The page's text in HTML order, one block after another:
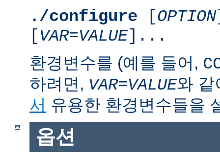
./configure [OPTION
[VAR=VALUE]...
환경변수를 (예를 들어,
하려면, VAR=VALUE와
서 유용한 환경변수들을
옵션